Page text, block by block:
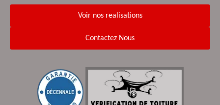
Voir nos realisations
Contactez Nous